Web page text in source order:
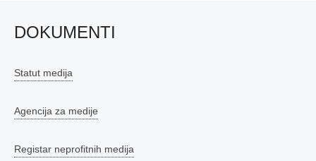
DOKUMENTI
Statut medija
Agencija za medije
Registar neprofitnih medija